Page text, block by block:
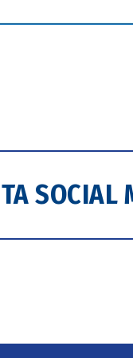
SOCIAL